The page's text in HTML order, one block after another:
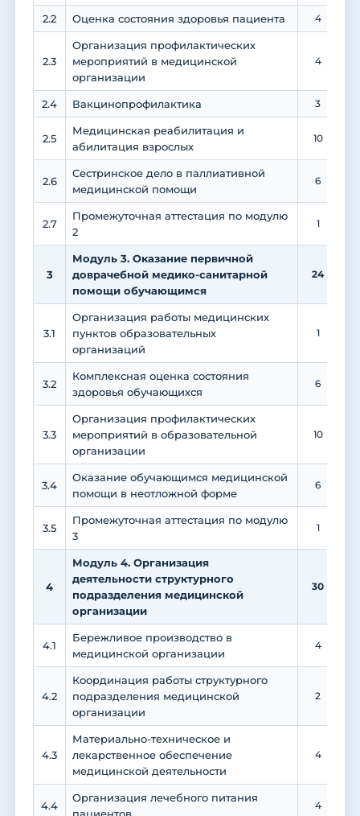
2.2 Оценка состояния здоровья пациента 4
2.3
Организация профилактических
мероприятий в медицинской
организации
4
2.4 Вакцинопрофилактика 3
2.5
Медицинская реабилитация и
абилитация взрослых
10
2.6
Сестринское дело в паллиативной
медицинской помощи
6
2.7
Промежуточная аттестация по модулю
2
1
3
Модуль 3. Оказание первичной
доврачебной медико-санитарной
помощи обучающимся
24
3.1
Организация работы медицинских
пунктов образовательных
организаций
1
3.2
Комплексная оценка состояния
здоровья обучающихся
6
3.3
Организация профилактических
мероприятий в образовательной
организации
10
3.4
Оказание обучающимся медицинской
помощи в неотложной форме
6
3.5
Промежуточная аттестация по модулю
3
1
4
Модуль 4. Организация
деятельности структурного
подразделения медицинской
организации
30
4.1
Бережливое производство в
медицинской организации
4
4.2
Координация работы структурного
подразделения медицинской
организации
2
4.3
Материально-техническое и
лекарственное обеспечение
медицинской деятельности
4
4.4
Организация лечебного питания
4